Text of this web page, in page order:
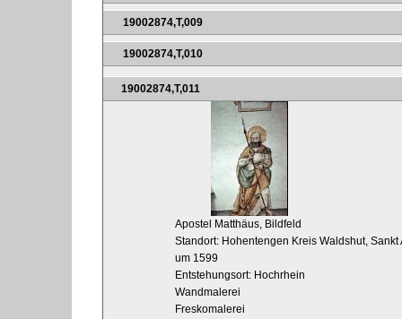
19002874,T,009
19002874,T,010
19002874,T,011
Apostel Matthäus, Bildfeld
Standort: Hohentengen Kreis Waldshut,
um 1599
Entstehungsort: Hochrhein
Wandmalerei
Freskomalerei